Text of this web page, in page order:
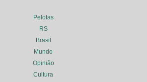
Pelotas
RS
Brasil
Mundo
Opinião
Cultura